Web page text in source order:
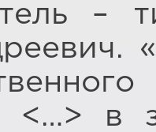
–
<…> в